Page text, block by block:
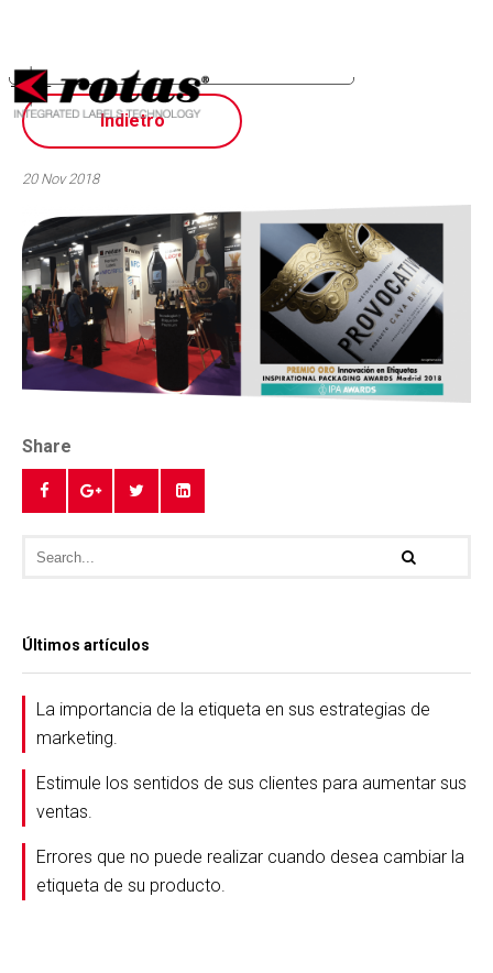
Indietro
20 Nov 2018
Share
Últimos artículos
La importancia de la etiqueta en sus estrategias de
marketing.
Estimule los sentidos de sus clientes para aumentar sus
ventas.
Errores que no puede realizar cuando desea cambiar la
etiqueta de su producto.
Aviso en el momento de la recogida